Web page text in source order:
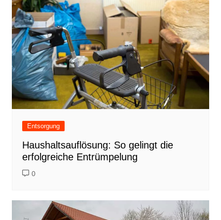
Entsorgung
Haushaltsauflösung: So gelingt die
erfolgreiche Entrümpelung
0